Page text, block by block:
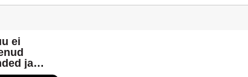
eriti
ei
ja